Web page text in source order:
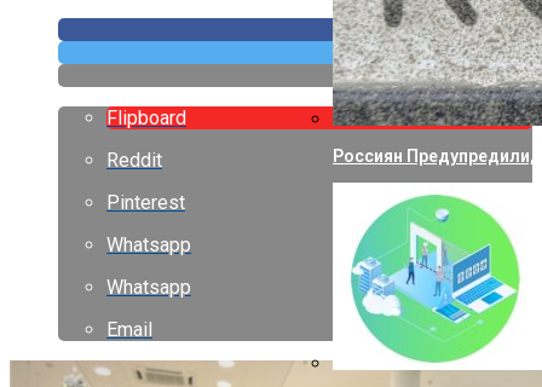
Россиян
Flipboard
Reddit
Pinterest
Whatsapp
Whatsapp
Email